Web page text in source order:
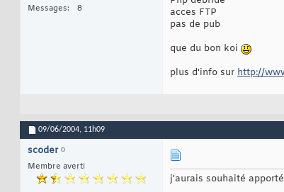
Messages
8
acces FTP
pas de pub
que du bon koi
plus d'info sur http://
09/06/2004, 11h09
scoder
Membre averti
j'aurais souhaité